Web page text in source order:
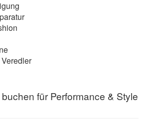
für Performance & Style